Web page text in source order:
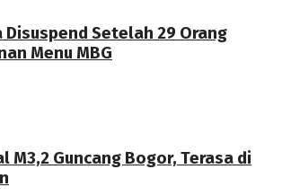
Disuspend Setelah 29 Orang
Menu MBG
M3,2 Guncang Bogor, Terasa di